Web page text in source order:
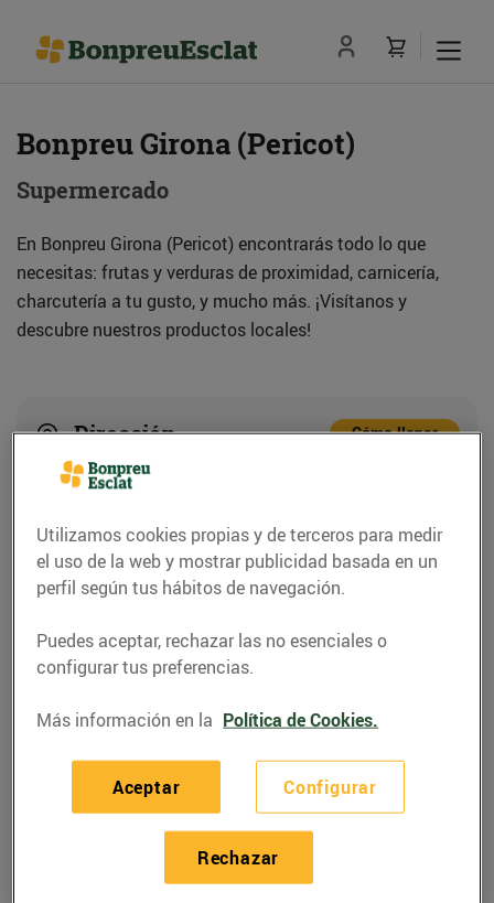
Bonpreu Girona (Pericot)
Supermercado
En Bonpreu Girona (Pericot) encontrarás todo lo que
necesitas: frutas y verduras de proximidad, carnicería,
charcutería a tu gusto, y mucho más. ¡Visítanos y
descubre nuestros productos locales!
Dirección Cómo llegar
Av. de Lluís Pericot, 37-39 (17003) Girona
Teléfono
972499509
Llamar
Horarios Bonpreu Girona
10/08/2026 09:00-21:00
Utilizamos cookies propias y de terceros para medir
el uso de la web y mostrar publicidad basada en un
perfil según tus hábitos de navegación.
Puedes aceptar, rechazar las no esenciales o
configurar tus preferencias.
Más información en la Política de Cookies.
Configurar
Rechazar
Aceptar